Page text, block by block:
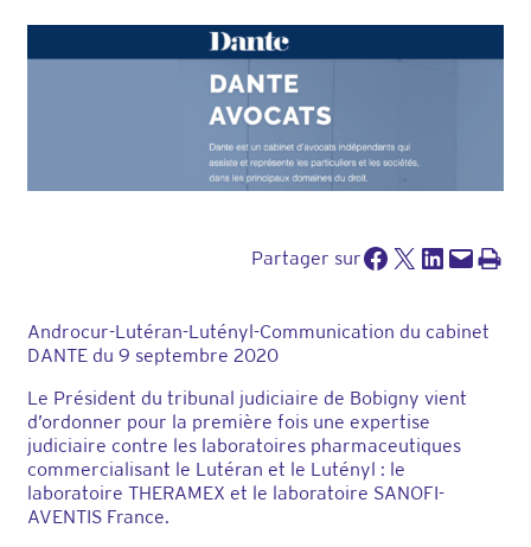
Partager surPartager sur Facebook
Partager sur X Partager sur LinkedIn
Envoyer cette page par e-mailImprimer cette
Androcur-Lutéran-Lutényl-Communication du cabinet
DANTE du 9 septembre 2020
Le Président du tribunal judiciaire de Bobigny vient
d’ordonner pour la première fois une expertise
judiciaire contre les laboratoires pharmaceutiques
commercialisant le Lutéran et le Lutényl : le
laboratoire THERAMEX et le laboratoire SANOFI-
AVENTIS France.